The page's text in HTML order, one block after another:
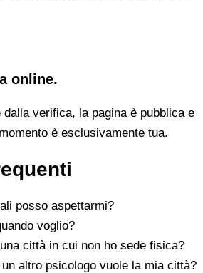
online.
dalla verifica, la pagina è pubblica e
è esclusivamente tua.
posso aspettarmi?
voglio?
città in cui non ho sede fisica?
altro psicologo vuole la mia città?